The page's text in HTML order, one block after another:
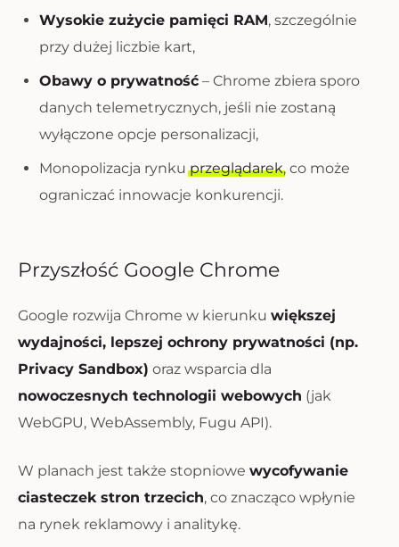
Wysokie zużycie pamięci RAM, szczególnie
przy dużej liczbie kart,
Obawy o prywatność – Chrome zbiera sporo
danych telemetrycznych, jeśli nie zostaną
wyłączone opcje personalizacji,
Monopolizacja rynkuprzeglądarek, co może
ograniczać innowacje konkurencji.
Przyszłość Google Chrome
Google rozwija Chrome w kierunku większej
wydajności, lepszej ochrony prywatności (np.
Privacy Sandbox) oraz wsparcia dla
nowoczesnych technologii webowych (jak
WebGPU, WebAssembly, Fugu API).
W planach jest także stopniowe wycofywanie
ciasteczek stron trzecich, co znacząco wpłynie
na rynek reklamowy i analitykę.